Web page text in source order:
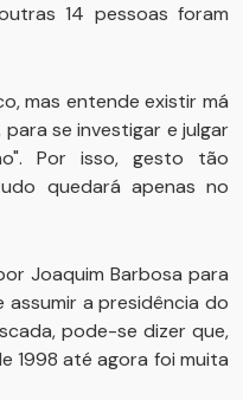
14 pessoas foram
mas entende existir má
se investigar e julgar
Por isso, gesto tão
quedará apenas no
Joaquim Barbosa para
a presidência do
pode-se dizer que,
1998 até agora foi muita